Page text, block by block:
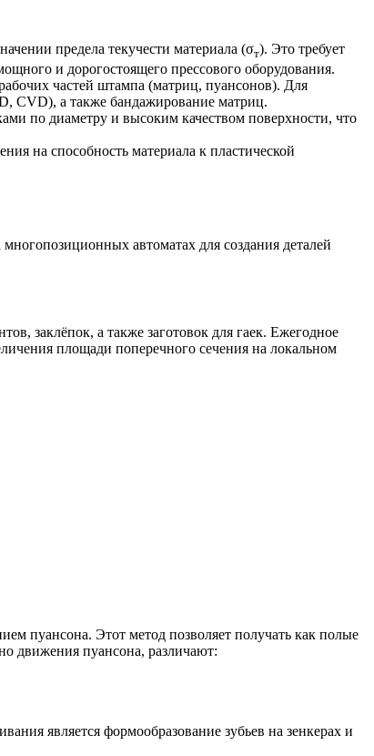
предела текучести материала (σт). Это требует
и дорогостоящего прессового оборудования.
частей штампа (матриц, пуансонов). Для
CVD), а также бандажирование матриц.
по диаметру и высоким качеством поверхности, что
на способность материала к пластической
автоматах для создания деталей
заклёпок, а также заготовок для гаек. Ежегодное
площади поперечного сечения на локальном
пуансона. Этот метод позволяет получать как полые
движения пуансона, различают:
является формообразование зубьев на зенкерах и